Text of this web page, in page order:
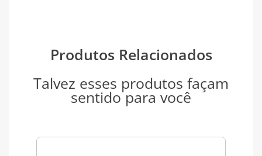
Produtos Relacionados
Talvez esses produtos façam
sentido para você